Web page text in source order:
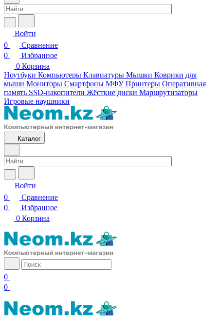
Войти
0
Сравнение
0
Избранное
0 Корзина
Ноутбуки Компьютеры Клавиатуры Мышки Коврики для
мыши Мониторы Смартфоны МФУ Принтеры Оперативная
память SSD-накопители Жёсткие диски Маршрутизаторы
Игровые наушники
Каталог
Войти
0
Сравнение
0
Избранное
0 Корзина
0
0